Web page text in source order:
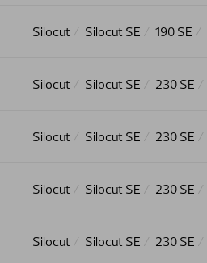
Silocut Silocut SE 190 SE
Silocut Silocut SE 230 SE
Silocut Silocut SE 230 SE
Silocut Silocut SE 230 SE
Silocut Silocut SE 230 SE